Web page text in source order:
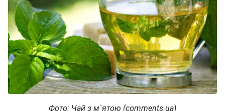
Фото: Чай з м`ятою (comments.ua)